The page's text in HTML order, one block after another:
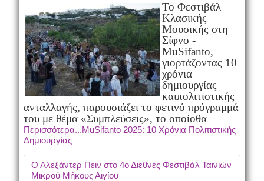
Το Φεστιβάλ
Κλασικής
Μουσικής στη
Σίφνο -
MuSifanto,
γιορτάζοντας 10
χρόνια
δημιουργίας
καιπολιτιστικής
ανταλλαγής, παρουσιάζει το φετινό πρόγραμμά
του με θέμα «Συμπλεύσεις», το οποίοθα
Περισσότερα...MuSifanto 2025: 10 Χρόνια Πολιτιστικής
Δημιουργίας
Ο Αλεξάντερ Πέιν στο 4ο Διεθνές Φεστιβάλ Ταινιών
Μικρού Μήκους Αιγίου